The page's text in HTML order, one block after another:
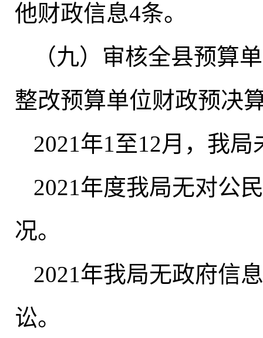
他财政信息4条。
（九）审核全县预算
整改预算单位财政预决
2021年1至12月 ， 我局
2021年度我局无对公
况。
2021年我局无政府信
讼。